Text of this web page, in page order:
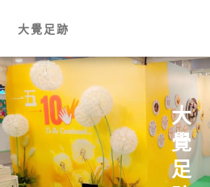
大覺足跡
大覺足跡